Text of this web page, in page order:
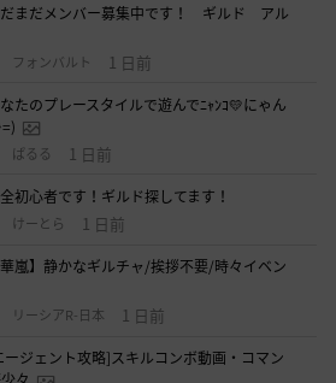
まだメンバー募集中です！ ギルド アル
フォンバルト 1 日前
たのプレースタイルで遊んでﾆｬﾝｺ💛にゃん
ぱるる 1 日前
初心者です！ギルド探してます！
けーとら 1 日前
華嵐】静かなギルチャ/挨拶不要/時々イベン
リーシアR-日本 1 日前
ージェント攻略]スキルコンボ動画・コマン